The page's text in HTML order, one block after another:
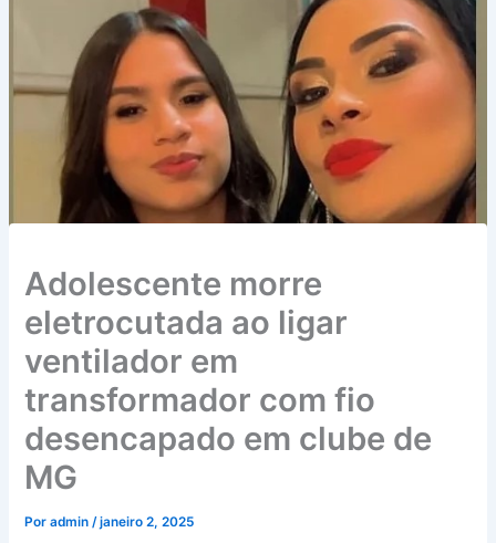
Adolescente morre
eletrocutada ao ligar
ventilador em
transformador com fio
desencapado em clube de
MG
Poradmin /janeiro 2, 2025